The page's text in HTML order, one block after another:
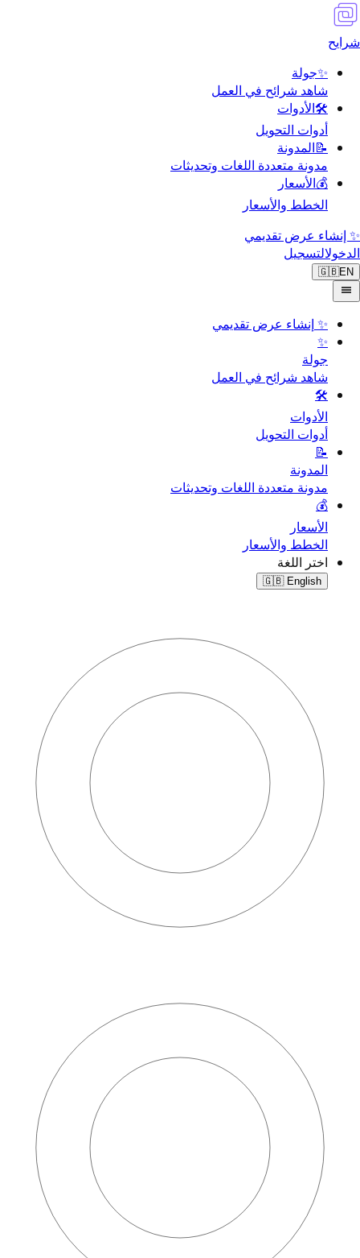
شرايح
✨جولة
شاهد شرائح في العمل
🛠️الأدوات
أدوات التحويل
📝المدونة
مدونة متعددة اللغات وتحديثات
💰الأسعار
الخطط والأسعار
✨ إنشاء عرض تقديمي
الدخولالتسجيل
🇬🇧EN
✨ إنشاء عرض تقديمي
✨
جولة
شاهد شرائح في العمل
🛠️
الأدوات
أدوات التحويل
📝
المدونة
مدونة متعددة اللغات وتحديثات
💰
الأسعار
الخطط والأسعار
اختر اللغة
🇬🇧English